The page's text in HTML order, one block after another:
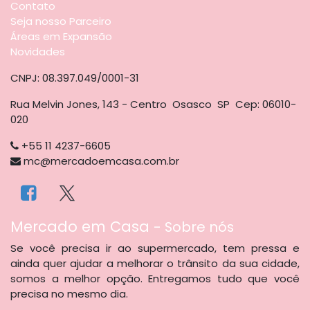
Contato
Seja nosso Parceiro
Áreas em Expansão
Novidades
CNPJ: 08.397.049/0001-31
Rua Melvin Jones, 143 - Centro Osasco SP Cep: 06010-
020
+55 11 4237-6605
mc@mercadoemcasa.com.br
​Mercado em Casa - Sobre nós
Se você precisa ir ao supermercado, tem pressa e
ainda quer ajudar a melhorar o trânsito da sua cidade,
somos a melhor opção. Entregamos tudo que você
precisa no mesmo dia.